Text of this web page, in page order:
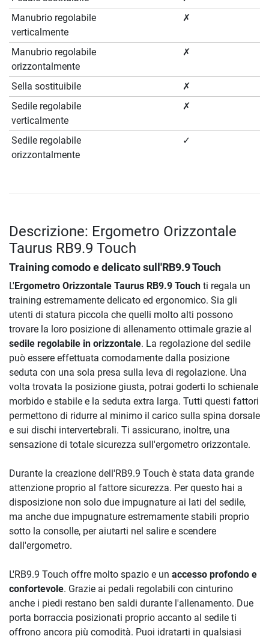
Manubrio regolabile
verticalmente
✗
Manubrio regolabile
orizzontalmente
✗
Sella sostituibile
✗
Sedile regolabile
verticalmente
✗
Sedile regolabile
orizzontalmente
✓
Descrizione: Ergometro Orizzontale
Taurus RB9.9 Touch
Training comodo e delicato sull'RB9.9 Touch
L'Ergometro Orizzontale Taurus RB9.9 Touch ti regala un
training estremamente delicato ed ergonomico. Sia gli
utenti di statura piccola che quelli molto alti possono
trovare la loro posizione di allenamento ottimale grazie al
sedile regolabile in orizzontale. La regolazione del sedile
può essere effettuata comodamente dalla posizione
seduta con una sola presa sulla leva di regolazione. Una
volta trovata la posizione giusta, potrai goderti lo schienale
morbido e stabile e la seduta extra larga. Tutti questi fattori
permettono di ridurre al minimo il carico sulla spina dorsale
e sui dischi intervertebrali. Ti assicurano, inoltre, una
sensazione di totale sicurezza sull'ergometro orizzontale.
Durante la creazione dell'RB9.9 Touch è stata data grande
attenzione proprio al fattore sicurezza. Per questo hai a
disposizione non solo due impugnature ai lati del sedile,
ma anche due impugnature estremamente stabili proprio
sotto la consolle, per aiutarti nel salire e scendere
dall'ergometro.
L'RB9.9 Touch offre molto spazio e un accesso profondo e
confortevole. Grazie ai pedali regolabili con cinturino
anche i piedi restano ben saldi durante l'allenamento. Due
porta borraccia posizionati proprio accanto al sedile ti
offrono ancora più comodità. Puoi idratarti in qualsiasi